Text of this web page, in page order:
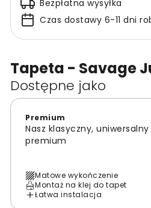
Tapeta - Savage
Dostępne jako
Premium
Nasz klasyczny,
premium
Matowe wykończenie
Montaż na klej do tapet
Łatwa instalacja
Bezpłatna wysyłka
Czas dostawy 6-11 dni